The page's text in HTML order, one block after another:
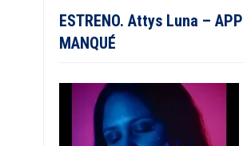
ESTRENO. Attys Luna –
MANQUÉ